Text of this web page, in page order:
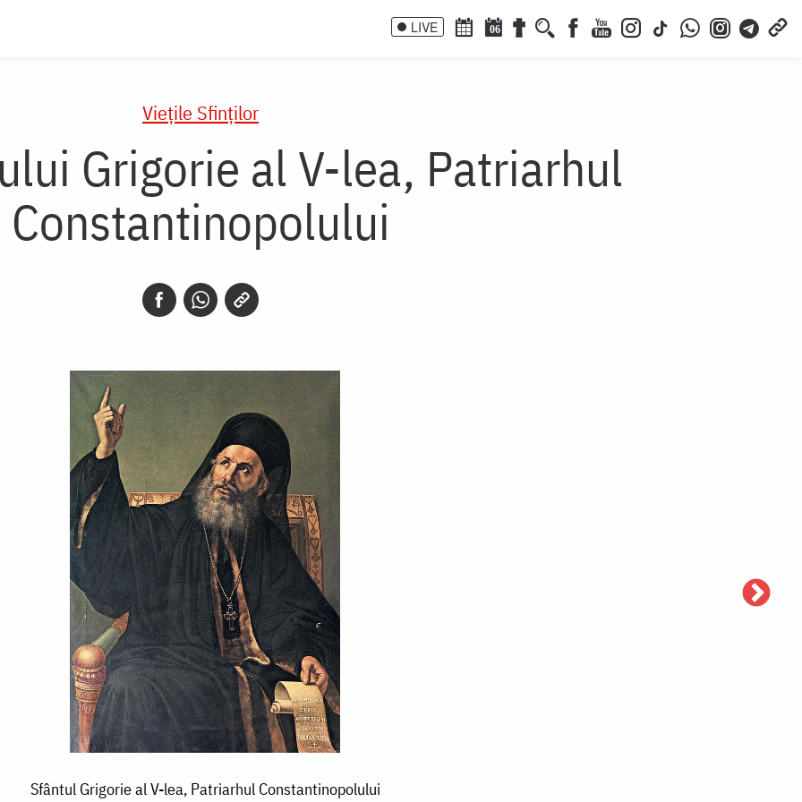
LIVE 06
Vieţile Sfinţilor
Grigorie al V-lea, Patriarhul
Constantinopolului
Sfântul Grigorie al V-lea, Patriarhul Constantinopolului